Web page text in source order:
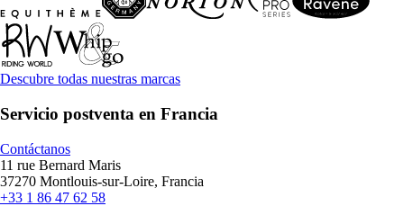
Descubre todas nuestras marcas
Servicio postventa en Francia
Contáctanos
11 rue Bernard Maris
37270 Montlouis-sur-Loire, Francia
+33 1 86 47 62 58